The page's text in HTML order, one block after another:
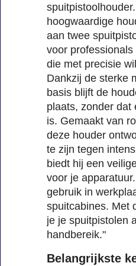
hoogwaardige
aan twee
voor
die met precisie
Dankzij de sterke
basis blijft de
plaats, zonder dat
is. Gemaakt van
deze houder
te zijn tegen
biedt hij een
voor je
gebruik in
spuitcabines. Met
je je spuitpistolen
handbereik."
Belangrijkste